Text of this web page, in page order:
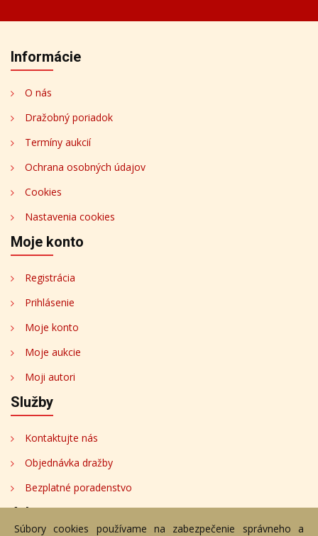
Informácie
O nás
Dražobný poriadok
Termíny aukcií
Ochrana osobných údajov
Cookies
Nastavenia cookies
Moje konto
Registrácia
Prihlásenie
Moje konto
Moje aukcie
Moji autori
Služby
Kontaktujte nás
Objednávka dražby
Bezplatné poradenstvo
Adresa
Súbory cookies používame na zabezpečenie správneho a